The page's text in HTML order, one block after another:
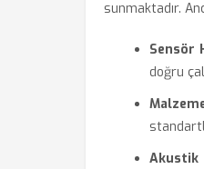
sunmaktadır.
Sensör
doğru
Akustik